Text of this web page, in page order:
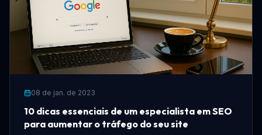
08 de jan. de 2023
10 dicas essenciais de um especialista em SEO
para aumentar o tráfego do seu site